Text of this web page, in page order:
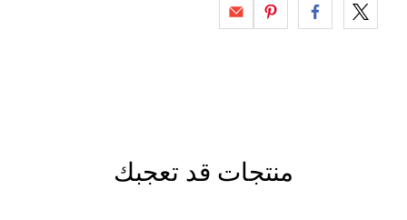
منتجات قد تعجبك